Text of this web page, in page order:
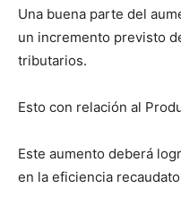
Una buena parte del
un incremento previsto
tributarios.
Esto con relación al
Este aumento deberá
en la eficiencia